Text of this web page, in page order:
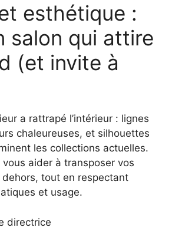
esthétique :
salon qui attire
(et invite à
a rattrapé l’intérieur : lignes
chaleureuses, et silhouettes
les collections actuelles.
aider à transposer vos
tout en respectant
et usage.
directrice